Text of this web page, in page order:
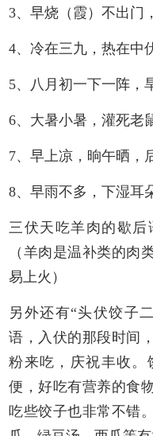
3、早烧（霞）不出门
4、冷在三九，热在中
5、八月初一下一阵，
6、大暑小暑，灌死老
7、早上凉，晌午晒，
8、早雨不多，下湿耳
三伏天吃羊肉的歇
（羊肉是温补类的肉
易上火）
另外还有“头伏饺子
语，入伏的那段时间
粉来吃，庆祝丰收。
便，好吃有营养的食
吃些饺子也非常不错